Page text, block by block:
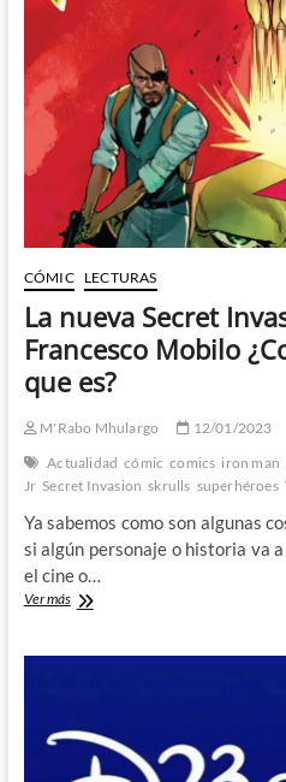
Cómic
de
–
Parte
CÓMIC LECTURAS
La nueva Secret
Francesco Mobilo
que es?
M'Rabo Mhulargo 12/01/2023
Actualidad cómic comics iron man
Jr Secret Invasion skrulls superhéroes
Ya sabemos como son algunas
si algún personaje o historia va
el cine o…
Ver másLa
y
Francesco
Mobilo